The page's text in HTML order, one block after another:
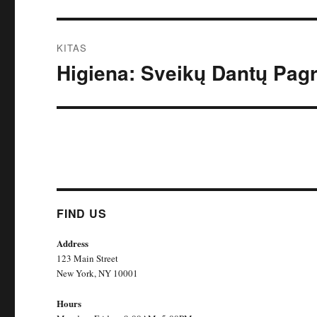
KITAS
Kitas
įrašas:
Higiena: Sveikų Dantų
FIND US
Address
123 Main Street
New York, NY 10001
Hours